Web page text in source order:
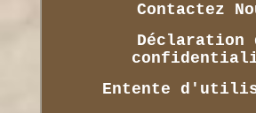
Contactez
Déclaration
Entente